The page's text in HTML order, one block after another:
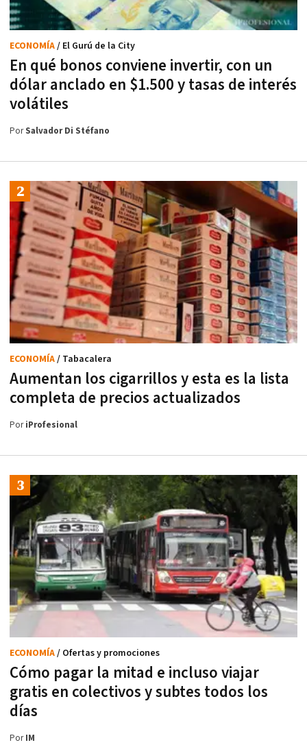
En qué bonos conviene invertir, con un
dólar anclado en $1.500 y tasas de interés
volátiles
ECONOMÍA/ El Gurú de la City
PorSalvador Di Stéfano
Aumentan los cigarrillos y esta es la lista
completa de precios actualizados
ECONOMÍA/ Tabacalera
PoriProfesional
Cómo pagar la mitad e incluso viajar
gratis en colectivos y subtes todos los
días
ECONOMÍA/ Ofertas y promociones
PorIM